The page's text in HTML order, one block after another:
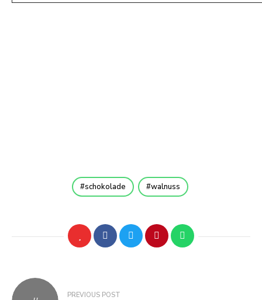
schokolade walnuss
Beitragsnavigation
PREVIOUS POST